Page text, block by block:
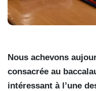
Nous achevons
consacrée au
intéressant à l’une